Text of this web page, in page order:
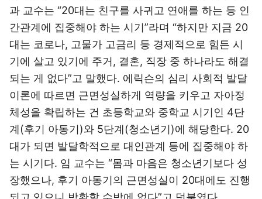
과 교수는 “20대는 친구를 사귀고 연애를 하는 등 인
간관계에 집중해야 하는 시기”라며 “하지만 지금 20
대는 코로나, 고물가 고금리 등 경제적으로 힘든 시
기에 살고 있기에 주거, 결혼, 직장 중 하나라도 해결
되는 게 없다”고 말했다. 에릭슨의 심리 사회적 발달
이론에 따르면 근면성실하게 역량을 키우고 자아정
체성을 확립하는 건 초등학교와 중학교 시기인 4단
계(후기 아동기)와 5단계(청소년기)에 해당한다. 20
대가 되면 발달학적으로 대인관계 등에 집중해야 하
는 시기다. 임 교수는 “몸과 마음은 청소년기보다 성
장했으나, 후기 아동기의 근면성실이 20대에도 진행